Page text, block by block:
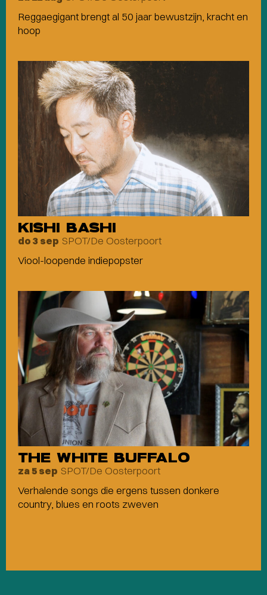
Reggaegigant brengt al 50 jaar bewustzijn, kracht en
hoop
KISHI BASHI
do 3 sep SPOT/De Oosterpoort
Viool-loopende indiepopster
THE WHITE BUFFALO
za 5 sep SPOT/De Oosterpoort
Verhalende songs die ergens tussen donkere
country, blues en roots zweven